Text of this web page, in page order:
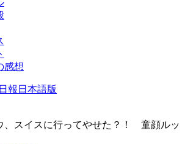
感想
報日本語版
、スイスに行ってやせた？！ 童顔ルッ